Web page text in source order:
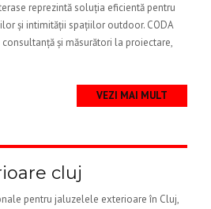
reprezintă soluția eficientă pentru
și intimității spațiilor outdoor. CODA
și măsurători la proiectare,
VEZI MAI MULT
cluj
pentru jaluzelele exterioare în Cluj,